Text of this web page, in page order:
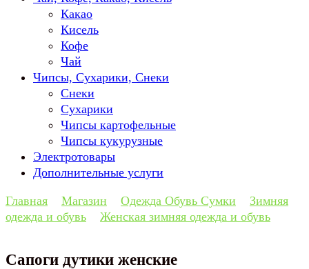
Какао
Кисель
Кофе
Чай
Чипсы, Сухарики, Снеки
Снеки
Сухарики
Чипсы картофельные
Чипсы кукурузные
Электротовары
Дополнительные услуги
Главная Магазин Одежда Обувь Сумки
Зимняя
одежда и обувь
Женская зимняя одежда и обувь
Сапоги дутики женские